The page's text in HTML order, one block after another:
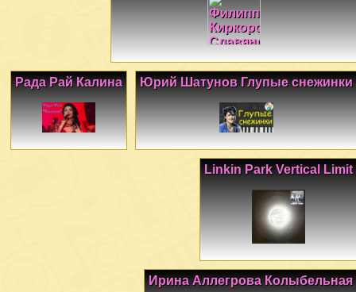
Юрий Шатунов Глупые снежинки
Рада Рай Калина
Linkin Park Vertical Limit
Ирина Аллегрова Колыбельная